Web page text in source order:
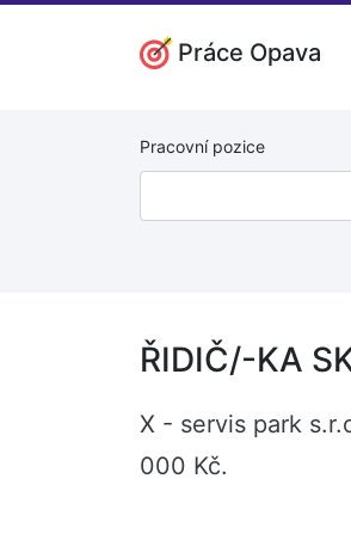
Práce Opava
Pracovní pozice
ŘIDIČ/-KA
X - servis park
000 Kč.